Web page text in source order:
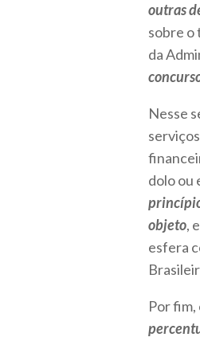
outras
sobre o
da
Nesse
dolo ou
objeto,
esfera
Por